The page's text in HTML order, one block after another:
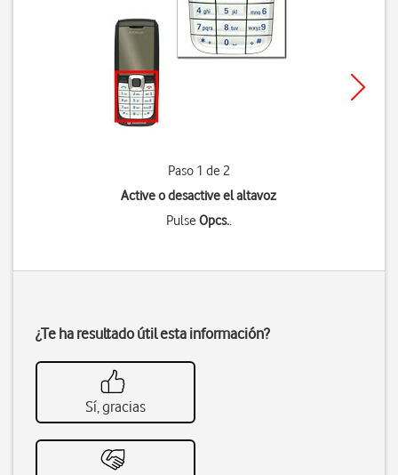
Paso 1 de 2
Active o desactive el altavoz
Pulse Opcs..
¿Te ha resultado útil esta información?
Sí, gracias